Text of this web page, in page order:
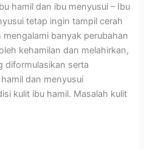
hamil dan ibu menyusui – Ibu
tetap ingin tampil cerah
banyak perubahan
kehamilan dan melahirkan,
diformulasikan serta
dan menyusui
kulit ibu hamil. Masalah kulit